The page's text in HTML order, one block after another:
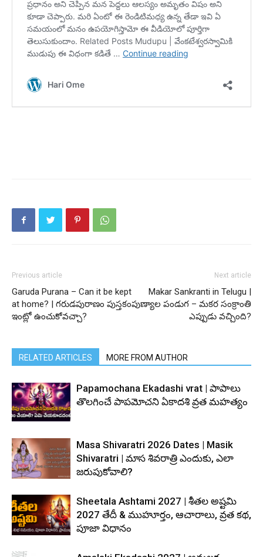
Previous article
Garuda Purana – Can it be kept
at home? | గరుడపురాణం పుస్తకం
ఇంట్లో ఉంచుకోవచ్చా?
Next article
Makar Sankranti in Telugu |
పుణ్యాల పండుగ – మకర సంక్రాంతి
ఎప్పుడు వచ్చింది?
RELATED ARTICLES MORE FROM AUTHOR
Papamochana Ekadashi vrat | పాపాలు
తొలగించే పాపమోచని ఏకాదశి వ్రత మహత్యం
Masa Shivaratri 2026 Dates | Masik
Shivaratri | మాస శివరాత్రి ఎందుకు, ఎలా
జరుపుకోవాలి?
Sheetala Ashtami 2027 | శీతల అష్టమి
2027 తేదీ & ముహూర్తం, ఆచారాలు, వ్రత కథ,
పూజా విధానం